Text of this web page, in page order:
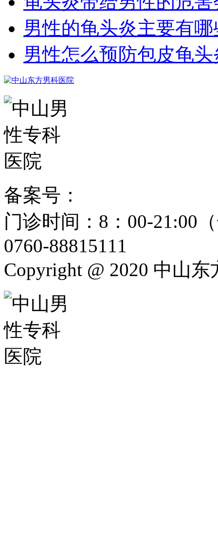
男性的龟头炎主要有
男性怎么预防包皮龟
备案号：
门诊时间：8：00-21:00
0760-88815111
Copyright @ 2020 中山